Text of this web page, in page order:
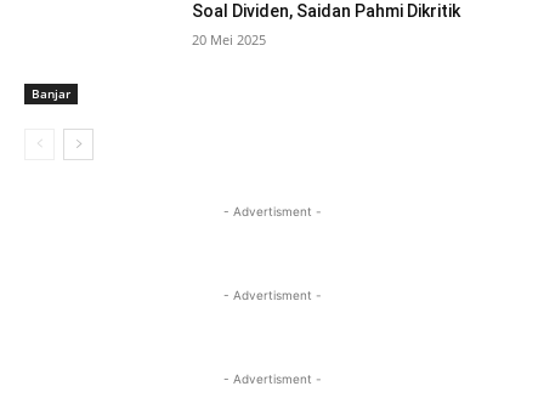
Banjar
Soal Dividen, Saidan Pahmi Dikritik
20 Mei 2025
- Advertisment -
- Advertisment -
- Advertisment -